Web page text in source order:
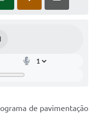
de pavimentação